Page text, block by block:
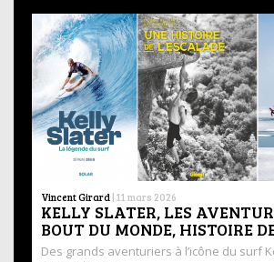
Vincent Girard | 11 mars 2026
KELLY SLATER, LES
BOUT DU MONDE, HISTOIRE
Des grands aventuriers à l’icône du surf